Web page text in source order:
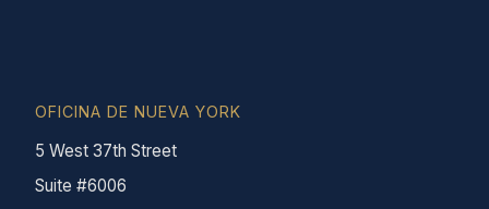
OFICINA DE NUEVA YORK
5 West 37th Street
Suite #6006